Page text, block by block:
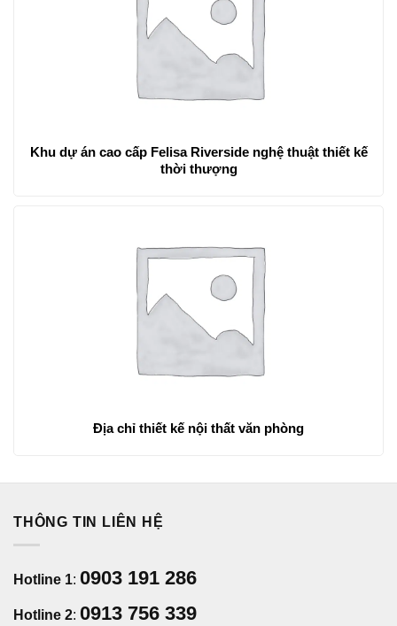
Khu dự án cao cấp Felisa Riverside nghệ thuật thiết kế
thời thượng
Địa chỉ thiết kế nội thất văn phòng
THÔNG TIN LIÊN HỆ
Hotline 1: 0903 191 286
Hotline 2: 0913 756 339